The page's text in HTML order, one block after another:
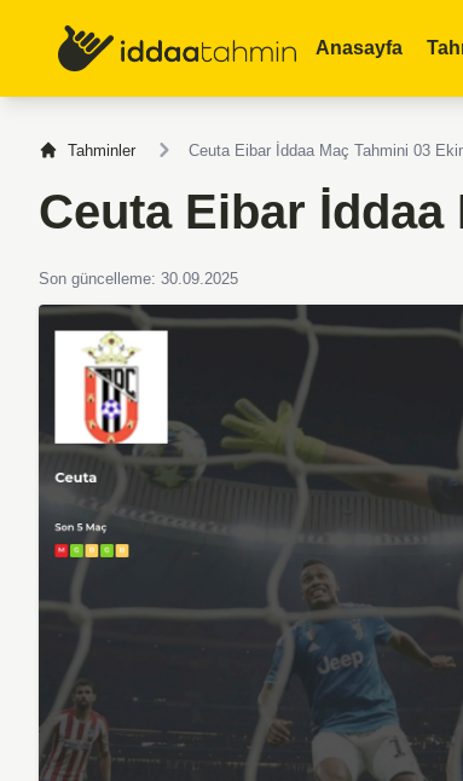
Anasayfa
Tahminler Ceuta Eibar İddaa Maç Tahmini 03
Ceuta Eibar İddaa
Son güncelleme: 30.09.2025